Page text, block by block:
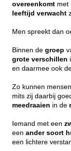
overeenkomt met
leeftijd verwacht
Men spreekt dan
Binnen de groep
grote verschillen
en daarmee ook
Zo kunnen
mits zij daarbij
meedraaien in de
Iemand met een
een ander soort
een lichtere